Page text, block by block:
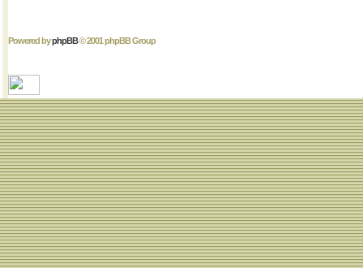
Powered byphpBB© 2001 phpBB Group